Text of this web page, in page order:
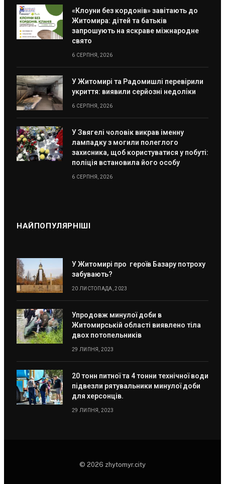
«Клоуни без кордонів» завітають до
Житомира: дітей та батьків
запрошують на яскраве міжнародне
свято
6 СЕРПНЯ, 2026
У Житомирі та Радомишлі перевірили
укриття: виявили серйозні недоліки
6 СЕРПНЯ, 2026
У Звягелі чоловік викрав іменну
лампадку з могили полеглого
захисника, щоб користуватися у побуті:
поліція встановила його особу
6 СЕРПНЯ, 2026
НАЙПОПУЛЯРНІШІ
У Житомирі про героїв Базару потроху
забувають?
20 ЛИСТОПАДА, 2023
Упродовж минулої доби в
Житомирській області виявлено тіла
двох потопельників
29 ЛИПНЯ, 2023
20 тонн питної та 4 тонни технічної води
підвезли рятувальники минулої доби
для херсонців.
29 ЛИПНЯ, 2023
© 2026 zhytomyr.city